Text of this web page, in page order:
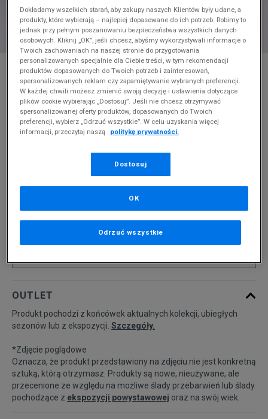
* Zdjęcie poglądowe
ADIDAS SPODNIE DNM LOOSE PANTS
Produkt pochodzi z końcówek aktualnych kolekcji, ubiegłych
sezonów lub z ekspozycji.Szczegóły.
cena rekomendowana przez producenta
PRODUKT NIEDOSTĘPNY
26
Powiadom o
28
Powiadom o
dostępności
OUTLET
Produkt pochodzi z końcówek aktualnych kolekcji, ubiegłych
sezonów lub z ekspozycji. Szczegóły.
*Zdjęcie poglądowe
Oznacza, że produkt przedstawiony na zdjęciu nie jest konkretną
sztuką, którą otrzymasz. Produkty są nowe, nieużywane, ale
przecenione ze względu na możliwe ślady przebarwień lub ślady
pochodzące z ekspozycji powystawowej oraz na swój wiek.
Dokładamy wszelkich starań, aby zakupy naszych Klientów były udane, a
produkty, które wybierają – najlepiej dopasowane do ich potrzeb. Robimy to
jednak przy pełnym poszanowaniu bezpieczeństwa wszystkich danych
osobowych. Kliknij „OK”, jeśli chcesz, abyśmy wykorzystywali informacje o
Twoich zachowaniach na naszej stronie do przygotowania
personalizowanych specjalnie dla Ciebie treści, w tym rekomendacji
produktów dopasowanych do Twoich potrzeb i zainteresowań,
spersonalizowanych reklam czy zapamiętywanie wybranych preferencji.
W każdej chwili możesz zmienić swoją decyzję i ustawienia dotyczące
plików cookie wybierając „Dostosuj”. Jeśli nie chcesz otrzymywać
spersonalizowanej oferty produktów, dopasowanych do Twoich
preferencji, wybierz „Odrzuć wszystkie”. W celu uzyskania więcej
informacji, przeczytaj naszą
politykę prywatności.
Dostosuj
Odrzuć wszystkie
OK